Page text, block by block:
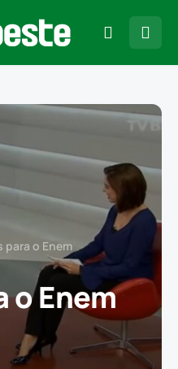
para o Enem
o Enem